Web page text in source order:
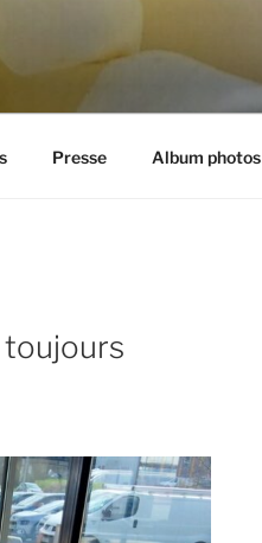
(73)
Presse Album photos
toujours